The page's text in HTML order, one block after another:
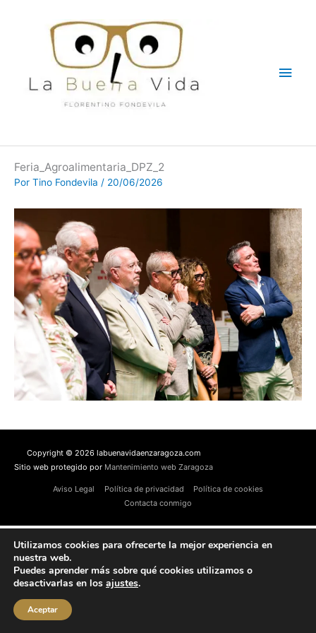
Feria_Agroalimentaria_DPZ_2
Por Tino Fondevila / 20/06/2026
Copyright © 2026 labuenavidaenzaragoza.com
Sitio web protegido por Mantenimiento web Zaragoza
Aviso Legal Política de privacidad
Política de cookies
Contacta conmigo
Utilizamos cookies para ofrecerte la mejor experiencia en
nuestra web.
Puedes aprender más sobre qué cookies utilizamos o
desactivarlas en los ajustes.
Aceptar